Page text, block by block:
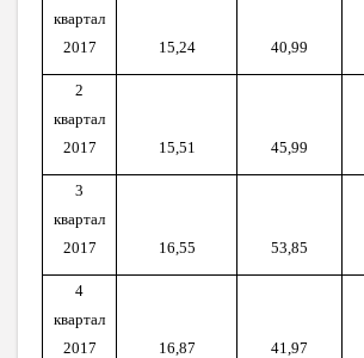
квартал
2017
15,24 40,99
2
квартал
2017
15,51 45,99
3
квартал
2017
16,55 53,85
4
квартал
2017
16,87 41,97